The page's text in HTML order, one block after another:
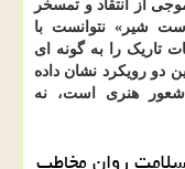
از انتقاد و تمسخر
شیر» نتوانست با
تاریک را به گونه ای
دو رویکرد نشان داده
هنری است، نه
روان مخاطب